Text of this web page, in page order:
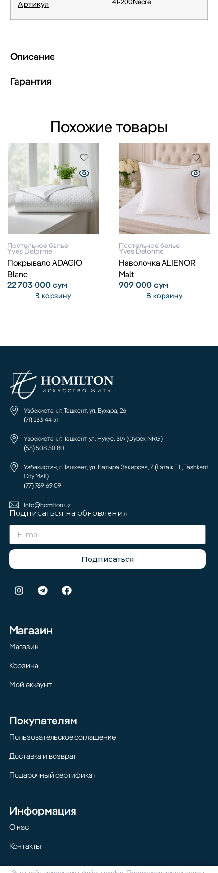
Артикул
Описание
Гарантия
Похожие товары
Постельное белье
Yves Delorme
Покрывало ADAGIO
Blanc
22 703 000сум
В корзину
Постельное белье
Yves Delorme
Наволочка ALIENOR
Malt
909 000сум
В корзину
Узбекистан, г. Ташкент, ул. Бухара, 26
(71) 233 44 51
Узбекистан, г. Ташкент ул. Нукус, 31А (Oybek NRG)
(55) 508 50 80
Узбекистан, г. Ташкент, ул. Батыра Закирова, 7 (1 этаж ТЦ Tashkent
City Mall)
(77) 769 69 09
Info@homilton.uz
Подписаться на обновления
Подписаться
Магазин
Магазин
Корзина
Мой аккаунт
Покупателям
Пользовательское соглашение
Доставка и возврат
Подарочный сертификат
Информация
О нас
Контакты